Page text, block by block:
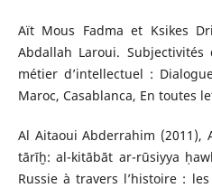
Aït Mous Fadma et Ksikes
Abdallah Laroui.
métier d’intellectuel :
Maroc, Casablanca, En toutes
Al Aitaoui Abderrahim (2011),
tārīḫ: al-kitābāt ar-rūsiyya
Russie à travers l’histoire :